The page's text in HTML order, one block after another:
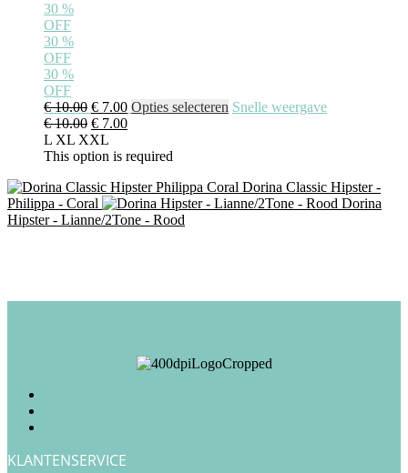
30 %
OFF
30 %
OFF
30 %
OFF
€10.00 Oorspronkelijke
prijs
was:
€ 10.00.
€ 7.00Huidige
prijs
€ 7.00.
Opties selecteren Dit
Deze
optie
productpagina
Snelle weergave
€10.00 Oorspronkelijke
prijs
was:
€ 7.00Huidige
is:
L XL XXL
This option is required
Dorina Classic Hipster -
Philippa - Coral
Dorina
Hipster - Lianne/2Tone - Rood
KLANTENSERVICE